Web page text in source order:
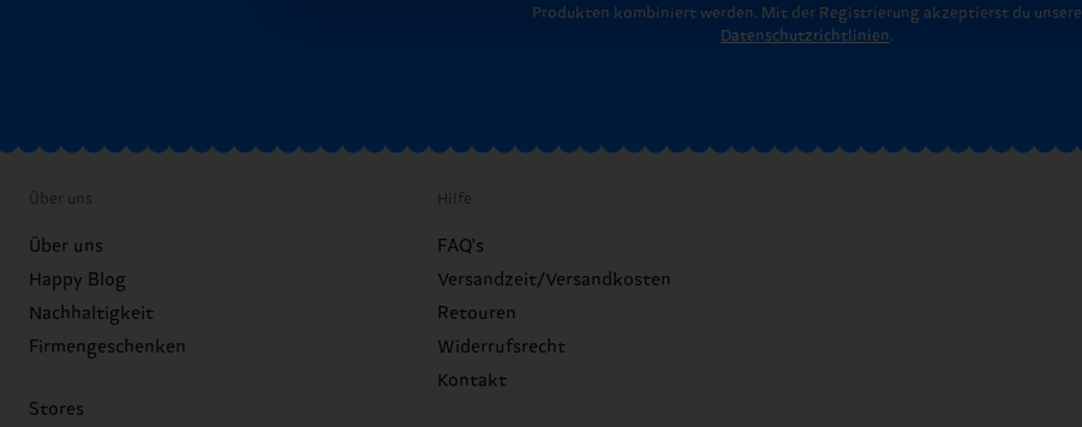
Produkten kombiniert werden. Mit der Registrierung akzeptierst du unsere
Datenschutzrichtlinien.
Über uns
Über uns
Happy Blog
Nachhaltigkeit
Firmengeschenken
Stores
Hilfe
FAQ's
Versandzeit/Versandkosten
Retouren
Widerrufsrecht
Kontakt